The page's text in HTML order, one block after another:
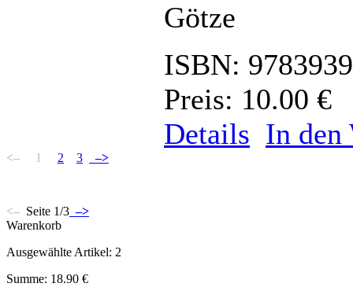
Götze
ISBN:
Preis: 10.00 €
Details In den
<– 1 2 3 –>
<– Seite 1/3 –>
Warenkorb
Ausgewählte Artikel: 2
Summe: 18.90 €